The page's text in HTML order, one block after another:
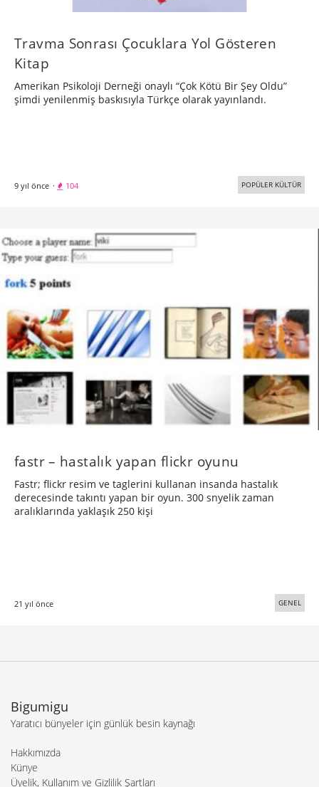
Travma Sonrası Çocuklara Yol Gösteren
Kitap
Amerikan Psikoloji Derneği onaylı “Çok Kötü Bir Şey Oldu”
şimdi yenilenmiş baskısıyla Türkçe olarak yayınlandı.
9 yıl önce · 104 POPÜLER KÜLTÜR
fastr – hastalık yapan flickr oyunu
Fastr; flickr resim ve taglerini kullanan insanda hastalık
derecesinde takıntı yapan bir oyun. 300 snyelik zaman
aralıklarında yaklaşık 250 kişi
21 yıl önce GENEL
Bigumigu
Yaratıcı bünyeler için günlük besin kaynağı
Hakkımızda
Künye
Üyelik, Kullanım ve Gizlilik Şartları